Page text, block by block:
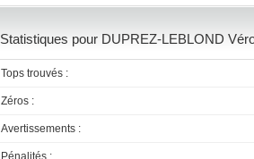
Statistiques pour DUPREZ-LEBLOND
Tops trouvés :
Zéros :
Avertissements :
Pénalités :